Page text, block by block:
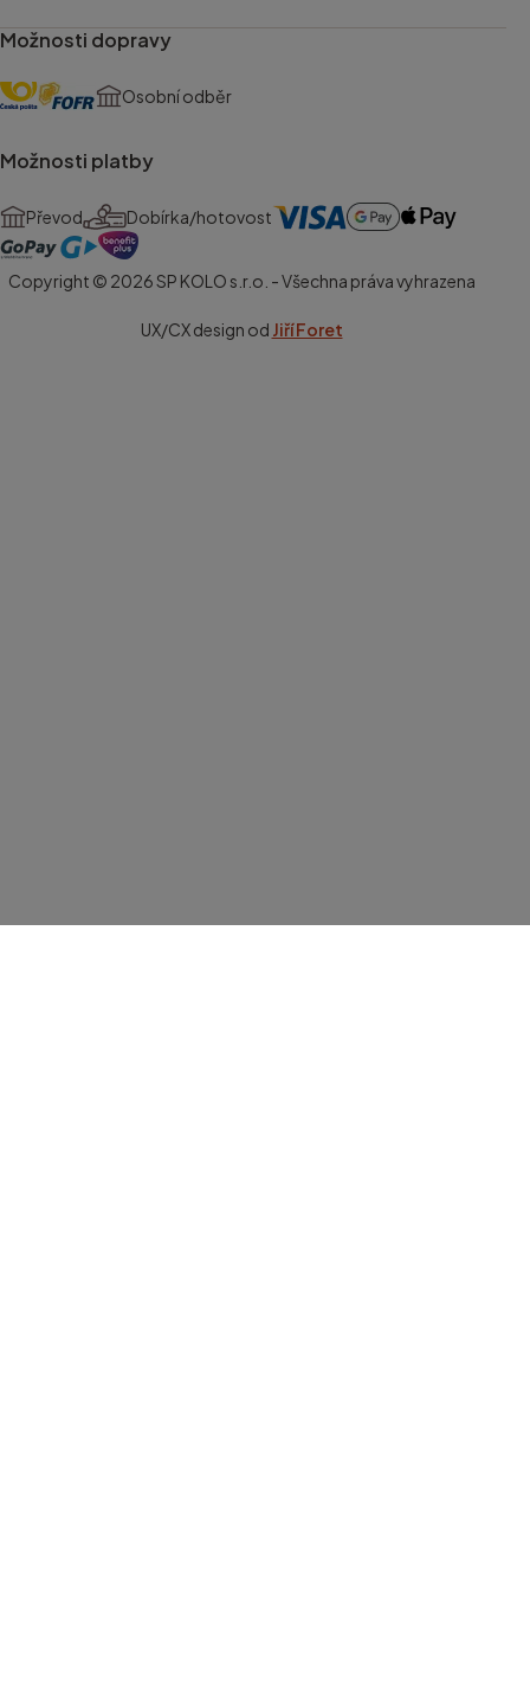
Možnosti dopravy
Osobní odběr
Možnosti platby
Převod Dobírka/hotovost
Copyright © 2026 SP KOLO s.r.o. - Všechna práva vyhrazena
UX/CX design od Jiří Foret